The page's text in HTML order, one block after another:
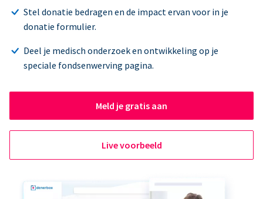
Stel donatie bedragen en de impact ervan voor in je
donatie formulier.
Deel je medisch onderzoek en ontwikkeling op je
speciale fondsenwerving pagina.
Meld je gratis aan
Live voorbeeld